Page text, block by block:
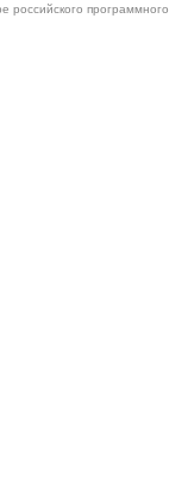
российского программного